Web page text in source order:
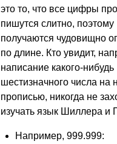
это то, что все цифры
пишутся слитно, поэтому
получаются чудовищно
по длине. Кто увидит,
написание какого-нибудь
шестизначного числа на
прописью, никогда не
изучать язык Шиллера и
Например, 999.999: